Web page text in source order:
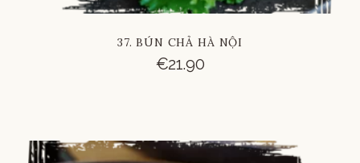
37. BÚN CHẢ HÀ NỘI
€21.90